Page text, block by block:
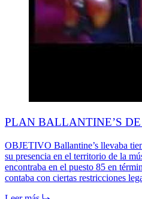
PLAN BALLANTINE’S
OBJETIVO Ballantine’s llevaba
su presencia en el territorio de la
encontraba en el puesto 85 en
contaba con ciertas restricciones